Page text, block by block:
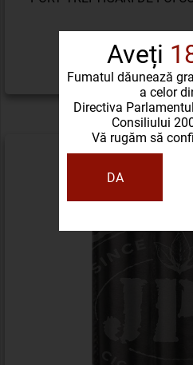
Aveți
Fumatul dăunează
a celor
Directiva
Consiliului
Vă rugăm să
DA
324,36
DETALII